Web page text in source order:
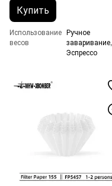
Купить
Использование
весов
Ручное
заваривание,
Эспрессо